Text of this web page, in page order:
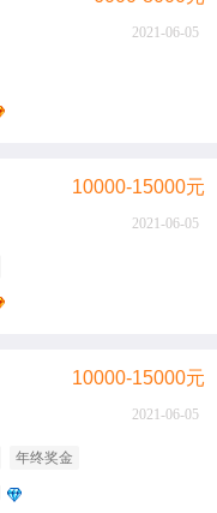
2021-06-05
10000-15000元
2021-06-05
10000-15000元
2021-06-05
年终奖金